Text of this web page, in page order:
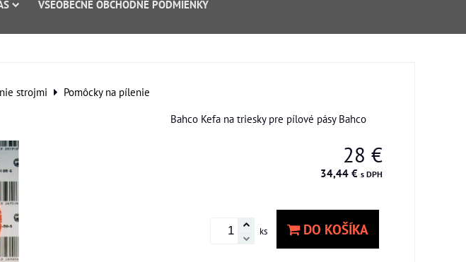
VŠEOBECNÉ OBCHODNÉ PODMIENKY
strojmi Pomôcky na pílenie
Bahco Kefa na triesky pre pílové pásy Bahco
28 €
34,44 € s DPH
ks DO KOŠÍKA